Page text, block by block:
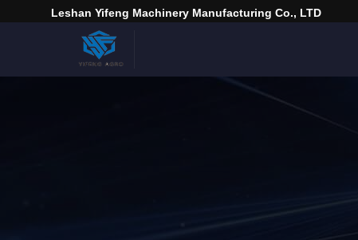
Leshan Yifeng Machinery Manufacturing Co., LTD